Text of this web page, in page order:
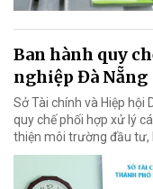
Ban hành quy
nghiệp Đà Nẵng
Sở Tài chính và Hiệp hội
quy chế phối hợp xử lý
thiện môi trường đầu tư,